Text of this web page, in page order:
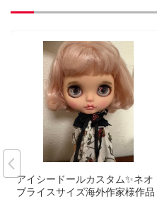
アイシードールカスタム✨ネオ
ブライスサイズ海外作家様作品